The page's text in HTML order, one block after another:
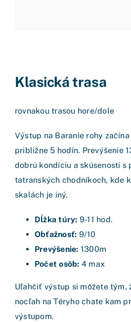
Klasická trasa
rovnakou trasou hore/dole
Výstup na Baranie rohy
približne 5 hodín. Prevýšenie
dobrú kondíciu a skúsenosti s
tatranských chodníkoch, kde
skalách je iný.
Dĺžka túry: 9-11 hod.
Obťažnosť: 9/10
Prevýšenie: 1300m
Počet osôb: 4 max
Uľahčiť výstup si môžete tým,
nocľah na Téryho chate kam
výstupom.